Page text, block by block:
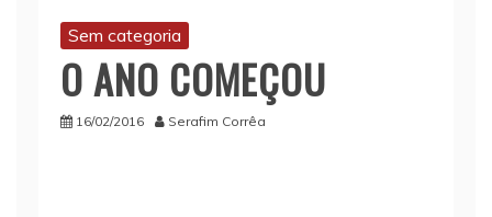
Sem categoria
O ANO COMEÇOU
16/02/2016 Serafim Corrêa